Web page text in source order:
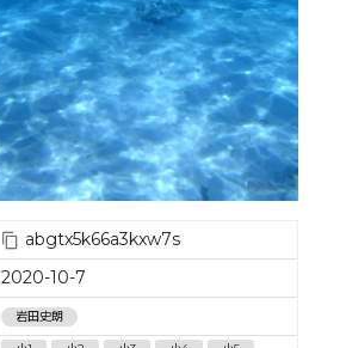
abgtx5k66a3kxw7s
2020-10-7
岩田史朗